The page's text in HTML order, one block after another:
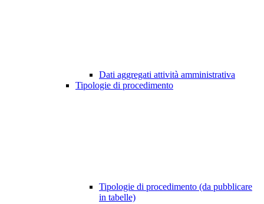
Dati aggregati attività amministrativa
Tipologie di procedimento
Tipologie di procedimento (da pubblicare
in tabelle)